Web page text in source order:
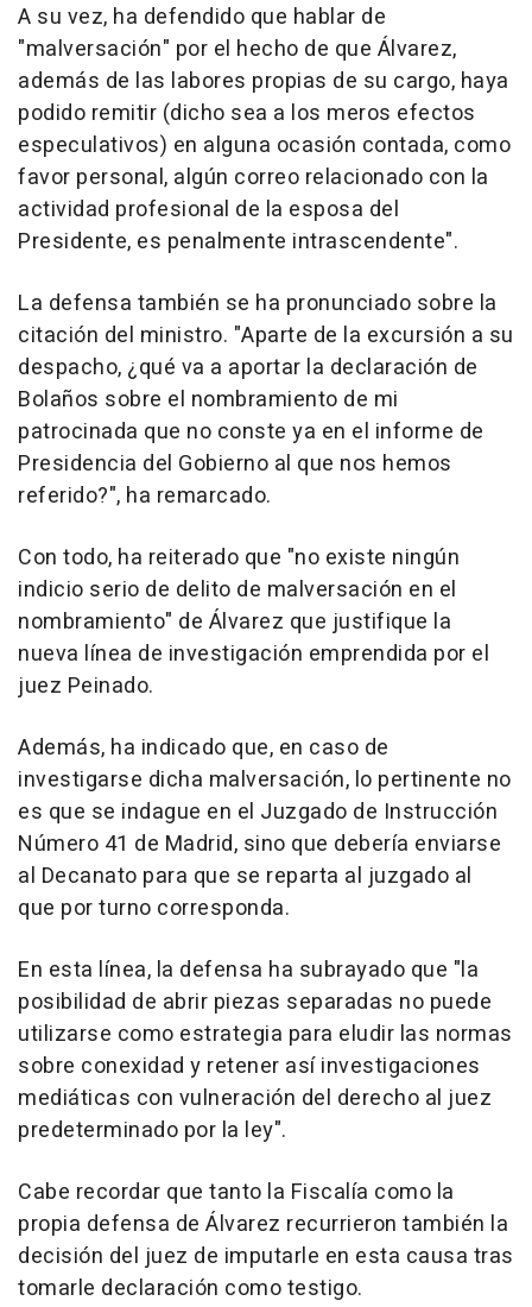
A su vez, ha defendido que hablar de
"malversación" por el hecho de que Álvarez,
además de las labores propias de su cargo, haya
podido remitir (dicho sea a los meros efectos
especulativos) en alguna ocasión contada, como
favor personal, algún correo relacionado con la
actividad profesional de la esposa del
Presidente, es penalmente intrascendente".
La defensa también se ha pronunciado sobre la
citación del ministro. "Aparte de la excursión a su
despacho, ¿qué va a aportar la declaración de
Bolaños sobre el nombramiento de mi
patrocinada que no conste ya en el informe de
Presidencia del Gobierno al que nos hemos
referido?", ha remarcado.
Con todo, ha reiterado que "no existe ningún
indicio serio de delito de malversación en el
nombramiento" de Álvarez que justifique la
nueva línea de investigación emprendida por el
juez Peinado.
Además, ha indicado que, en caso de
investigarse dicha malversación, lo pertinente no
es que se indague en el Juzgado de Instrucción
Número 41 de Madrid, sino que debería enviarse
al Decanato para que se reparta al juzgado al
que por turno corresponda.
En esta línea, la defensa ha subrayado que "la
posibilidad de abrir piezas separadas no puede
utilizarse como estrategia para eludir las normas
sobre conexidad y retener así investigaciones
mediáticas con vulneración del derecho al juez
predeterminado por la ley".
Cabe recordar que tanto la Fiscalía como la
propia defensa de Álvarez recurrieron también la
decisión del juez de imputarle en esta causa tras
tomarle declaración como testigo.